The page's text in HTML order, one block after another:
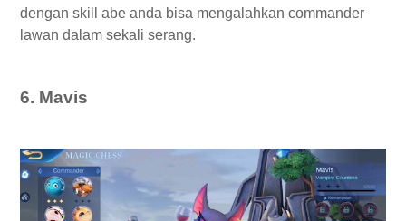
dengan skill abe anda bisa mengalahkan commander
lawan dalam sekali serang.
6. Mavis